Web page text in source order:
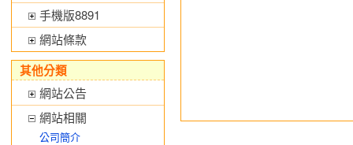
手機版8891
網站條款
其他分類
網站公告
網站相關
公司簡介